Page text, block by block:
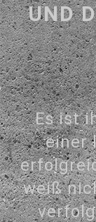
UND
Es ist
einer
weiß